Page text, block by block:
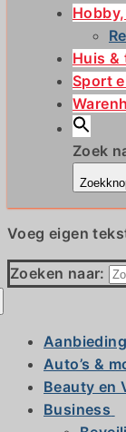
Huis &
Sport
Zoek
Voeg eigen
Zoeken naar:
Auto’s &
Beauty en
Business